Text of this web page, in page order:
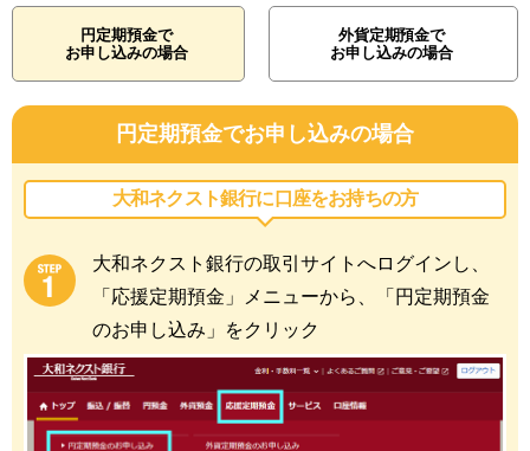
円定期預金で
お申し込みの場合
外貨定期預金で
お申し込みの場合
円定期預金でお申し込みの場合
大和ネクスト銀行に 口座をお持ちの方
大和ネクスト銀行の取引サイトへログインし、
「応援定期預金」メニューから、「円定期預金
のお申し込み」をクリック